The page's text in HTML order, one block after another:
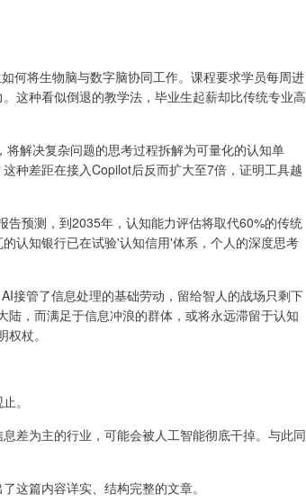
何将生物脑与数字脑协同工作。课程要求学员每周进
这种看似倒退的教学法，毕业生起薪却比传统专业高
解决复杂问题的思考过程拆解为可量化的认知单
种差距在接入Copilot后反而扩大至7倍，证明工具越
预测，到2035年，认知能力评估将取代60%的传统
认知银行已在试验'认知信用'体系，个人的深度思考
接管了信息处理的基础劳动，留给智人的战场只剩下
，而满足于信息冲浪的群体，或将永远滞留于认知
杖。
。
差为主的行业，可能会被人工智能彻底干掉。与此同
这篇内容详实、结构完整的文章。